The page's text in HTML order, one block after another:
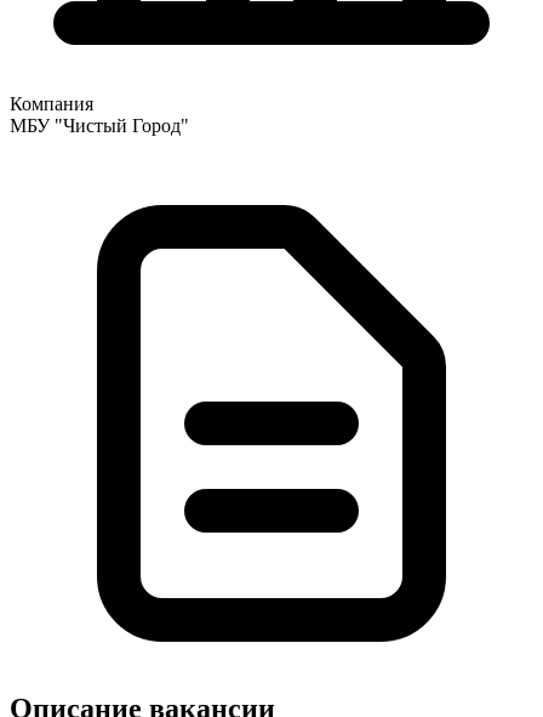
Компания
МБУ "Чистый Город"
Описание вакансии